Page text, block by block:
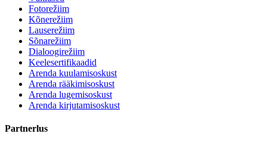
Fotorežiim
Kõnerežiim
Lauserežiim
Sõnarežiim
Dialoogirežiim
Keelesertifikaadid
Arenda kuulamisoskust
Arenda rääkimisoskust
Arenda lugemisoskust
Arenda kirjutamisoskust
Partnerlus